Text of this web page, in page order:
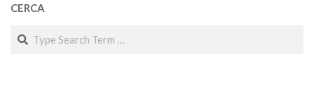
CERCA
Search